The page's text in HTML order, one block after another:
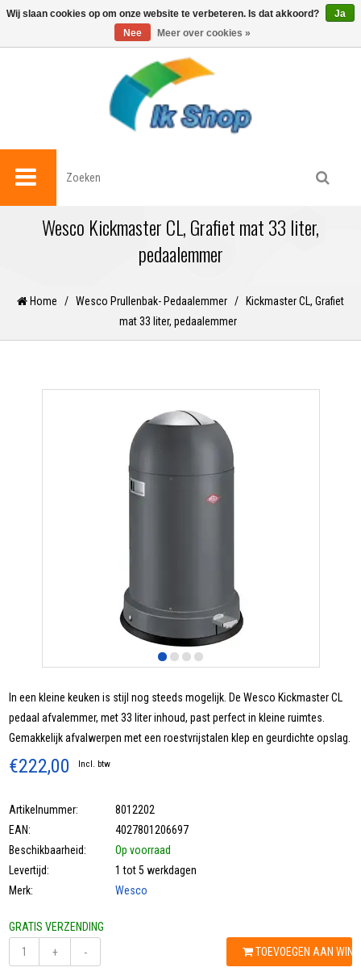
0
Wesco Kickmaster CL, Grafiet mat 33 liter,
pedaalemmer
Home / Wesco Prullenbak- Pedaalemmer /
Kickmaster CL, Grafiet
mat 33 liter, pedaalemmer
In een kleine keuken is stijl nog steeds mogelijk. De Wesco Kickmaster CL
pedaal afvalemmer, met 33 liter inhoud, past perfect in kleine ruimtes.
Gemakkelijk afvalwerpen met een roestvrijstalen klep en geurdichte opslag.
€222,00 Incl. btw
Artikelnummer:
8012202
EAN:
4027801206697
Beschikbaarheid:
Op voorraad
Levertijd:
1 tot 5 werkdagen
Merk:
Wesco
GRATIS VERZENDING
+
- TOEVOEGEN AAN
Wij slaan cookies op om onze website te verbeteren. Is dat akkoord?
Ja
Nee
Meer over cookies »